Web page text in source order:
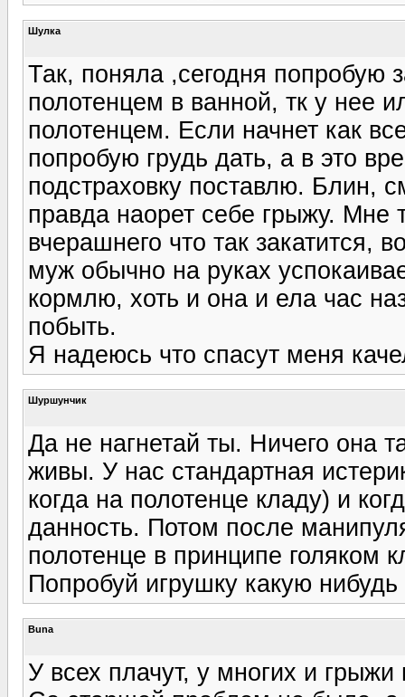
Шулка
Так, поняла ,сегодня попробую
полотенцем в ванной, тк у нее
полотенцем. Если начнет как
попробую грудь дать, а в это
подстраховку поставлю. Блин,
правда наорет себе грыжу.
вчерашнего что так закатится,
муж обычно на руках
кормлю, хоть и она и ела час
побыть.
Я надеюсь что спасут меня
Шуршунчик
Да не нагнетай ты. Ничего она
живы. У нас стандартная
когда на полотенце кладу) и
данность. Потом после
полотенце в принципе голяком
Попробуй игрушку какую нибудь
Buna
У всех плачут, у многих и